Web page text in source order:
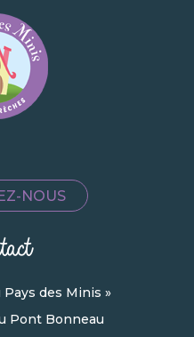
NOUS
des Minis »
Pont Bonneau